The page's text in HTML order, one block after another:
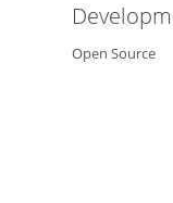
Open Source